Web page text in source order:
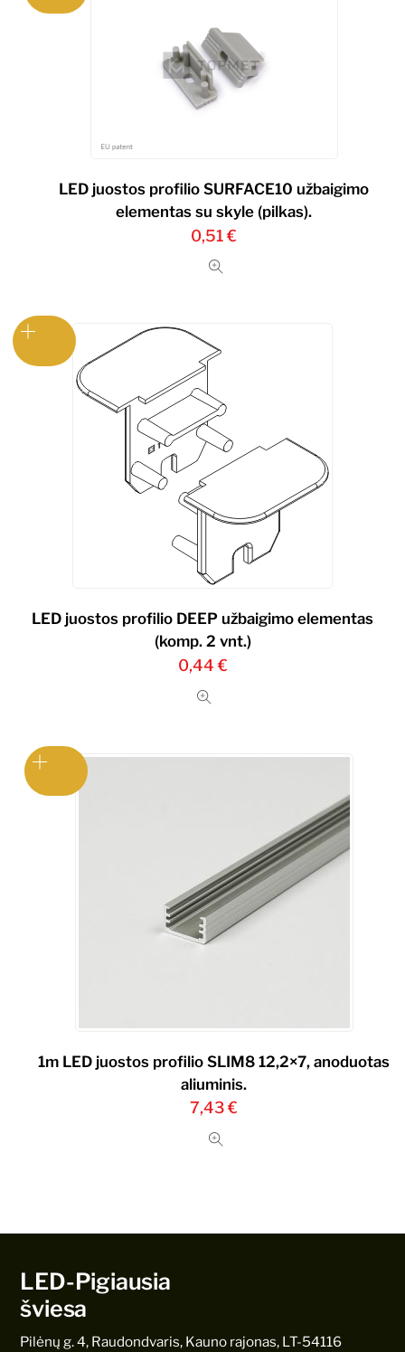
LED juostos profilio SURFACE10 užbaigimo
elementas su skyle (pilkas).
0,51€
LED juostos profilio DEEP užbaigimo elementas
(komp. 2 vnt.)
0,44 €
1m LED juostos profilio SLIM8 12,2×7, anoduotas
aliuminis.
7,43€
LED-Pigiausia
šviesa
Pilėnų g. 4, Raudondvaris, Kauno rajonas, LT-54116